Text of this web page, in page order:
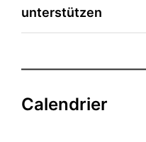
unterstützen
Calendrier